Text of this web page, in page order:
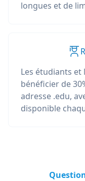
longues et de
Les étudiants et
bénéficier de
adresse .edu,
disponible